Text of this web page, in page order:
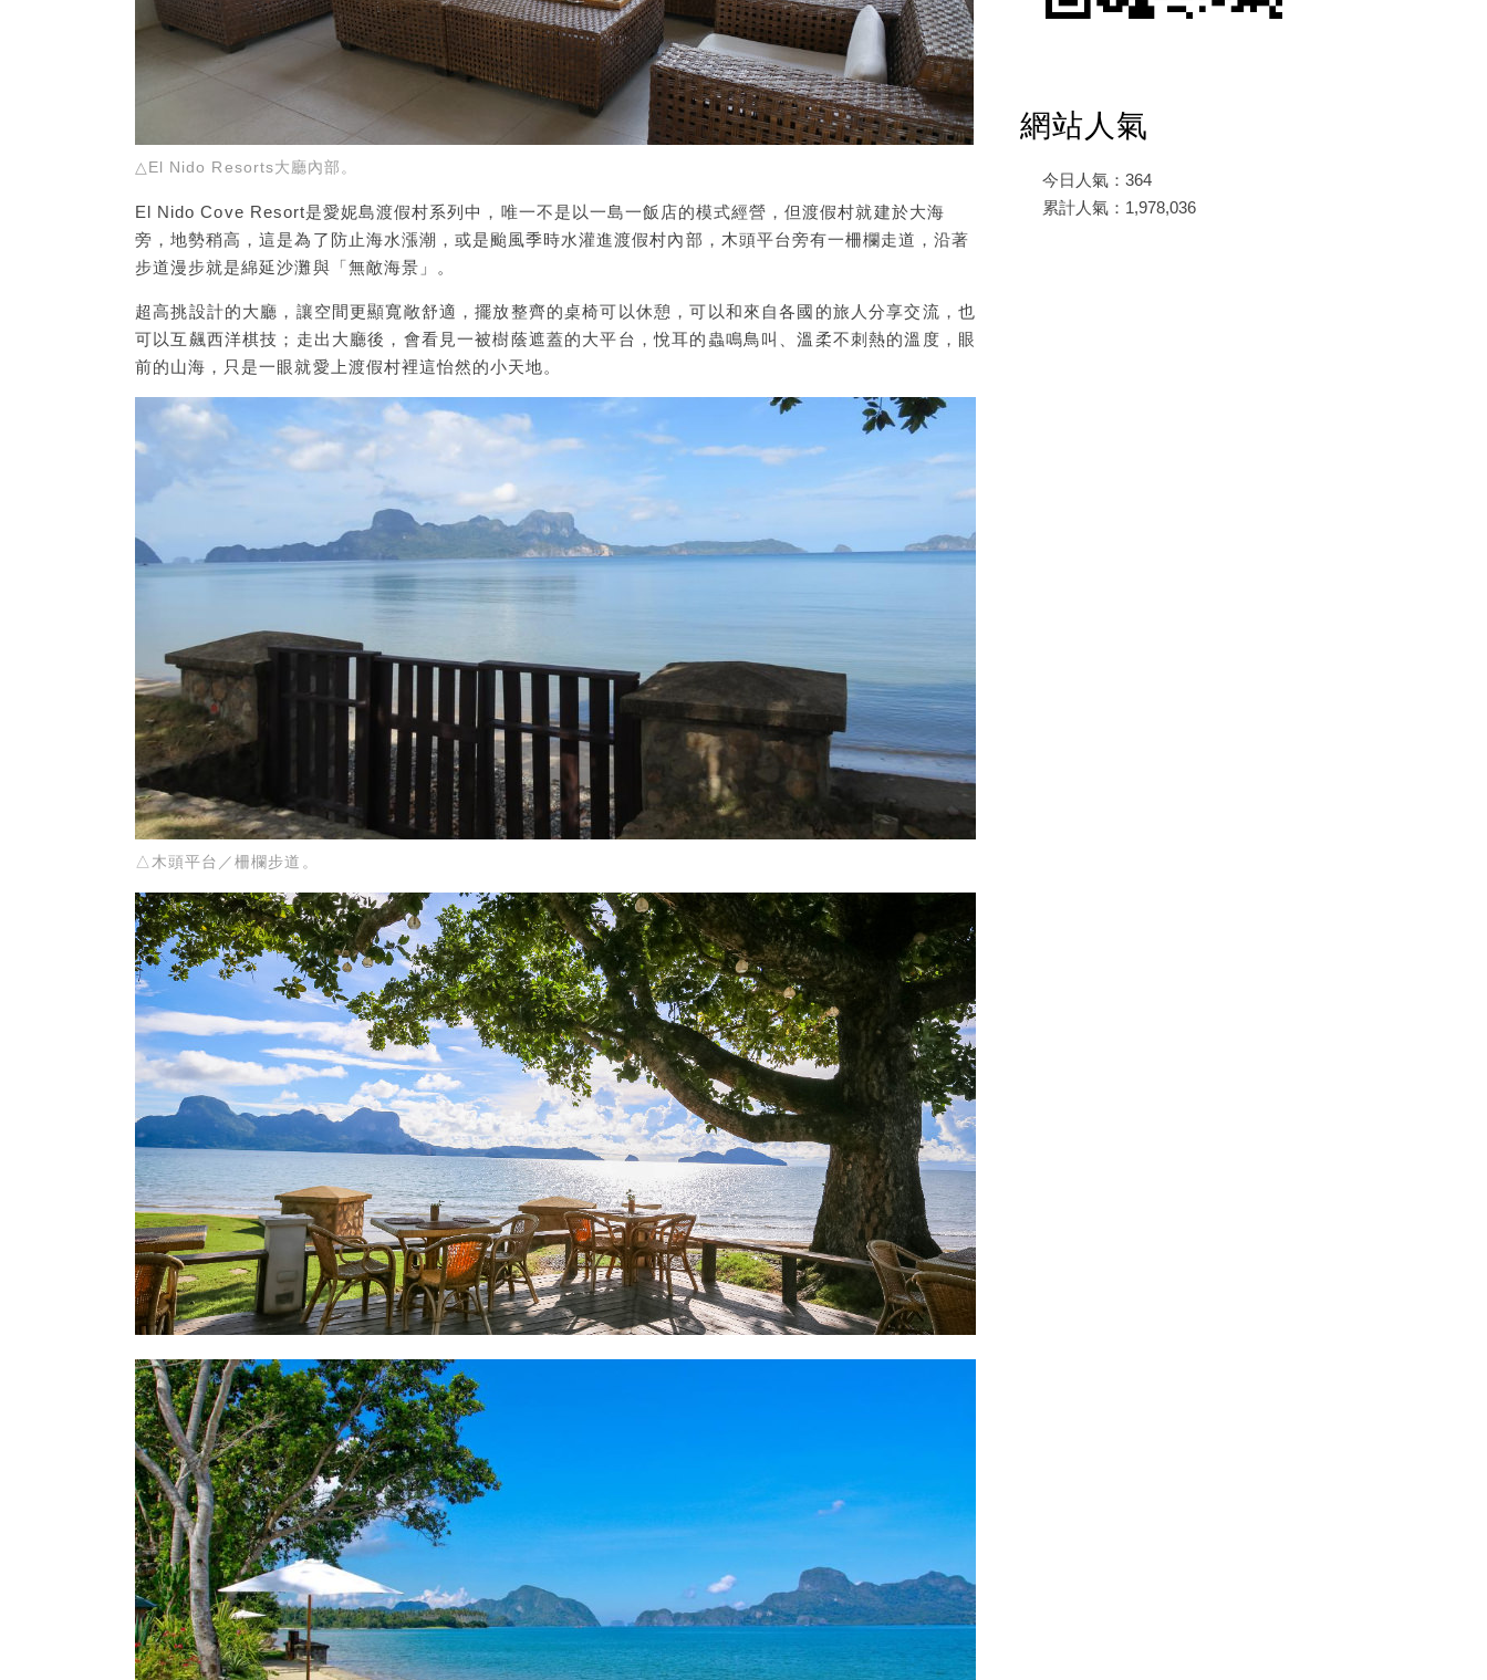
△El Nido Resorts大廳內部。
El Nido Cove Resort是愛妮島渡假村系列中，唯一不是以一島一飯店的模式經營，但渡假村就建於大海
旁，地勢稍高，這是為了防止海水漲潮，或是颱風季時水灌進渡假村內部，木頭平台旁有一柵欄走道，沿著
步道漫步就是綿延沙灘與「無敵海景」。
超高挑設計的大廳，讓空間更顯寬敞舒適，擺放整齊的桌椅可以休憩，可以和來自各國的旅人分享交流，也
可以互飆西洋棋技；走出大廳後，會看見一被樹蔭遮蓋的大平台，悅耳的蟲鳴鳥叫、溫柔不刺熱的溫度，眼
前的山海，只是一眼就愛上渡假村裡這怡然的小天地。
△木頭平台／柵欄步道。
網站人氣
今日人氣： 364
累計人氣： 1,978,036